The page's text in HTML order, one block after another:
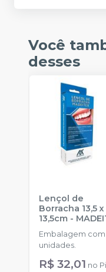
Você
desses
Lençol de
Borracha 13,5 x
13,5cm -
Embalagem com
unidades.
R$ 32,01 no